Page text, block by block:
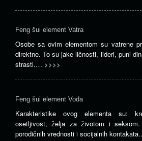
Feng šui element Vatra
Osobe sa ovim elementom su vatrene
direktne. To su jake ličnosti, lideri, puni
strasti.… >>>>
Feng šui element Voda
Karakteristike ovog elementa su:
osetljivost, želja za životom i
porodičnih vrednosti i socijalnih